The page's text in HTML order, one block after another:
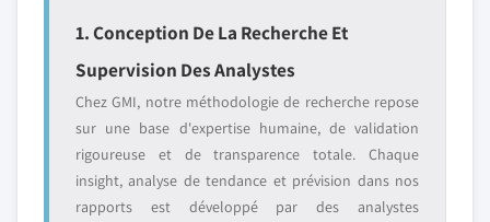
1. Conception De La Recherche Et
Supervision Des Analystes
Chez GMI, notre méthodologie de recherche repose
sur une base d'expertise humaine, de validation
rigoureuse et de transparence totale. Chaque
insight, analyse de tendance et prévision dans nos
rapports est développé par des analystes